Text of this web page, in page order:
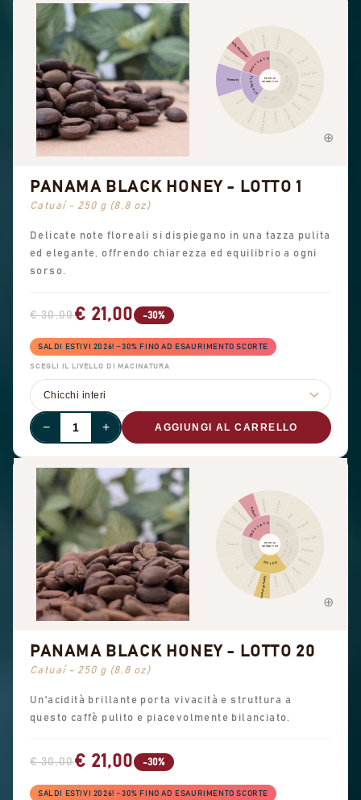
Cannella
Pepe
Pungente
Nocciola
Mandorla
Arachidi
Zucchero di canna
Vaniglia
Dolcezza generale
Tè nero
Floreale
Frutti di bosco
Frutta disidratata Agrumi Altra frutta
FRUTTA SECCA
FLOREALE
FRUTTATO
PROFILO
AROMATICO
PANAMA BLACK HONEY - LOTTO 1
Catuaí - 250 g (8,8 oz)
Delicate note floreali si dispiegano in una tazza pulita
ed elegante, offrendo chiarezza ed equilibrio a ogni
sorso.
€ 30,00€ 21,00 -30%
SALDI ESTIVI 2026! −30% FINO AD ESAURIMENTO SCORTE
SCEGLI IL LIVELLO DI MACINATURA
− + AGGIUNGI AL CARRELLO
Cannella
Pepe
Pungente
Nocciola
Mandorla
Arachidi
Zucchero di canna
Vaniglia
Dolcezza generale
Aromi dolci
Tè nero
Floreale
Frutti di bosco
Frutta disidratataAgrumi Altra frutta
FRUTTA SECCA
DOLCE
FRUTTATO
PROFILO
AROMATICO
PANAMA BLACK HONEY - LOTTO 20
Catuaí - 250 g (8,8 oz)
Un'acidità brillante porta vivacità e struttura a
questo caffè pulito e piacevolmente bilanciato.
€ 30,00€ 21,00 -30%
SALDI ESTIVI 2026! −30% FINO AD ESAURIMENTO SCORTE